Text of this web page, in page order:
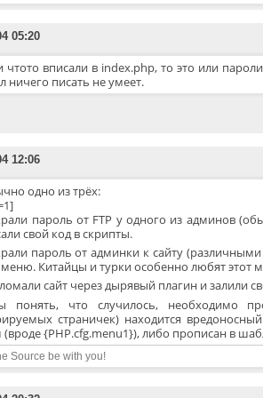
05:20
чтото вписали в index.php, то это или
ничего писать не умеет.
12:06
одно из трёх:
пароль от FTP у одного из админов
свой код в скрипты.
пароль от админки к сайту
меню. Китайцы и турки особенно любят этот
сайт через дырявый плагин и залили
понять, что случилось, необходимо
страничек) находится
(вроде {PHP.cfg.menu1}), либо прописан в
Source be with you!